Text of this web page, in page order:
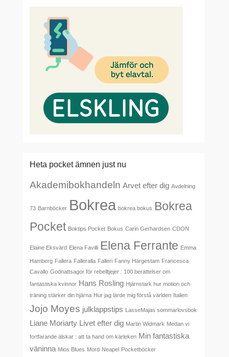
Heta pocket ämnen just nu
Akademibokhandeln Arvet efter dig Avdelning
73 Barnböcker Bokrea bokrea bokus Bokrea
Pocket Boktips Pocket Bokus Carin Gerhardsen CDON
Elaine Eksvärd Elena Favilli Elena Ferrante Emma
Hamberg Fallera Falleralla Falleri Fanny Härgestam Francesca
Cavallo Godnattsagor för rebelltjejer : 100 berättelser om
fantastiska kvinnor Hans Rosling Hjärnstark hur motion och
träning stärker din hjärna Hur jag lärde mig förstå världen Italien
Jojo Moyes julklappstips LasseMajas sommarlovsbok
Liane Moriarty Livet efter dig Martin Widmark Medan vi
fortfarande älskar : att ta hand om kärleken Min fantastiska
väninna Mios Blues Mord Neapel Pocketböcker